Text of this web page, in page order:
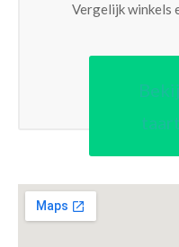
Vergelijk winkels